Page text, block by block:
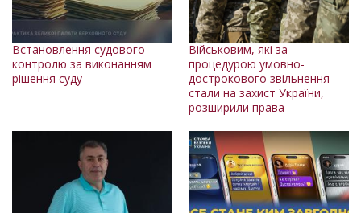
Встановлення судового
контролю за виконанням
рішення суду
Військовим, які за
процедурою умовно-
дострокового звільнення
стали на захист України,
розширили права